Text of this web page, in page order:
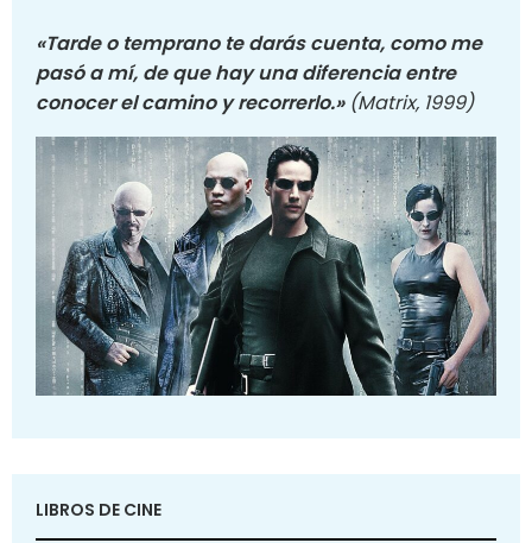
«Tarde o temprano te darás cuenta, como me
pasó a mí, de que hay una diferencia entre
conocer el camino y recorrerlo.» (Matrix, 1999)
LIBROS DE CINE